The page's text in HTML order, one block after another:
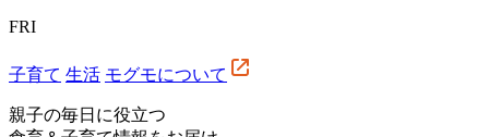
FRI
子育て 生活 モグモについて
親子の毎日に役立つ